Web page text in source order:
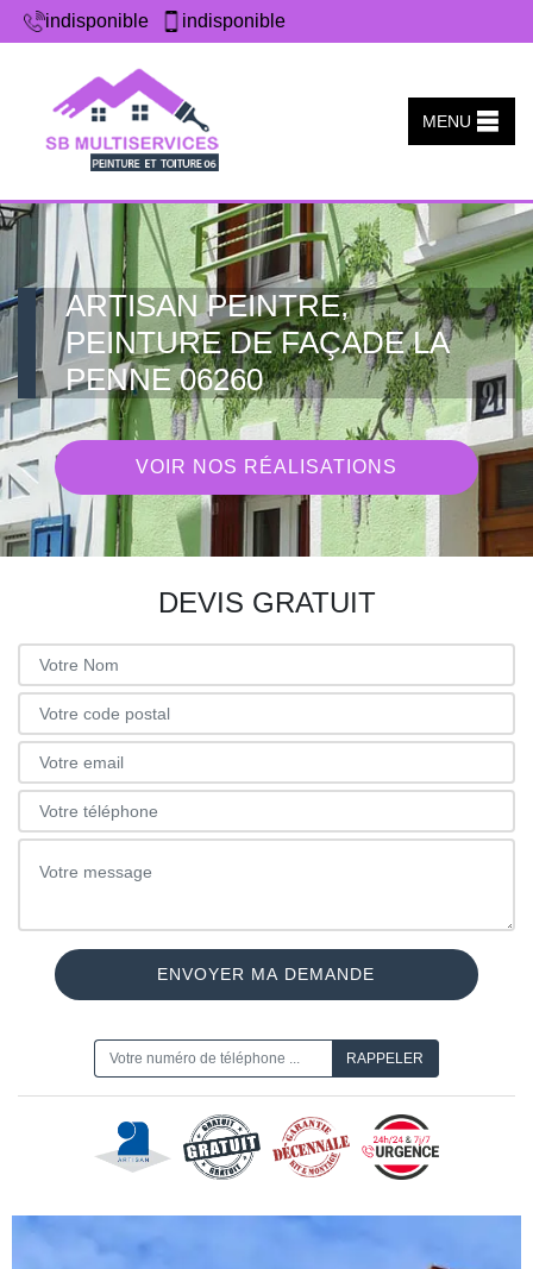
indisponible indisponible
MENU
ARTISAN PEINTRE,
PEINTURE DE FAÇADE LA
PENNE 06260
VOIR NOS RÉALISATIONS
DEVIS GRATUIT